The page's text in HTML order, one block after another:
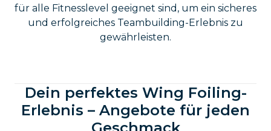
für alle Fitnesslevel geeignet sind, um ein sicheres
und erfolgreiches Teambuilding-Erlebnis zu
gewährleisten.
Dein perfektes Wing Foiling-
Erlebnis – Angebote für jeden